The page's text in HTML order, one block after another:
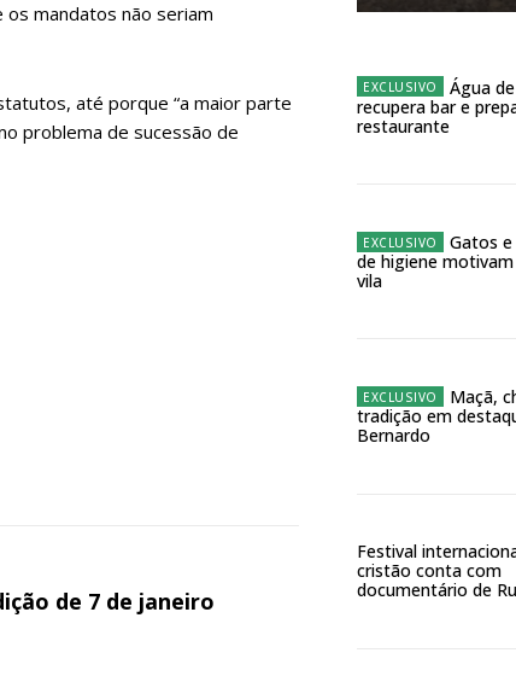
12 meses
Acesso ao conteúdo online
Acesso aos conteúdos Exclusivos para
assinantes
mandatos não seriam
até porque “a maior parte
problema de sucessão de
de 7 de janeiro
Água
recupera bar e
restaurante
Gatos
de higiene
vila
Maçã,
tradição em
Bernardo
Festival
cristão conta com
documentário de